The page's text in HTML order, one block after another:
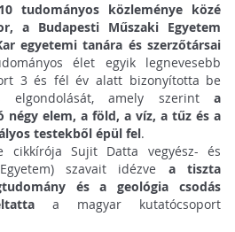
tudományos közleménye közé
a Budapesti Műszaki Egyetem
egyetemi tanára és szerzőtársai
élet egyik legnevesebb
3 és fél év alatt bizonyította be
amely szerinta
négy elem, a föld, a víz, a tűz és a
testekből épül fel.
cikkírója Sujit Datta vegyész- és
szavait idézve a tiszta
és a geológia csodás
a magyar kutatócsoport